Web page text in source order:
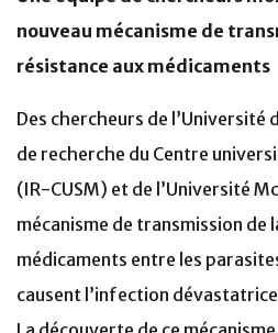
nouveau mécanisme de
résistance aux médicaments
Des chercheurs de
de recherche du Centre
(IR-CUSM) et de l’Université
mécanisme de transmission de
médicaments entre les
causent l’infection